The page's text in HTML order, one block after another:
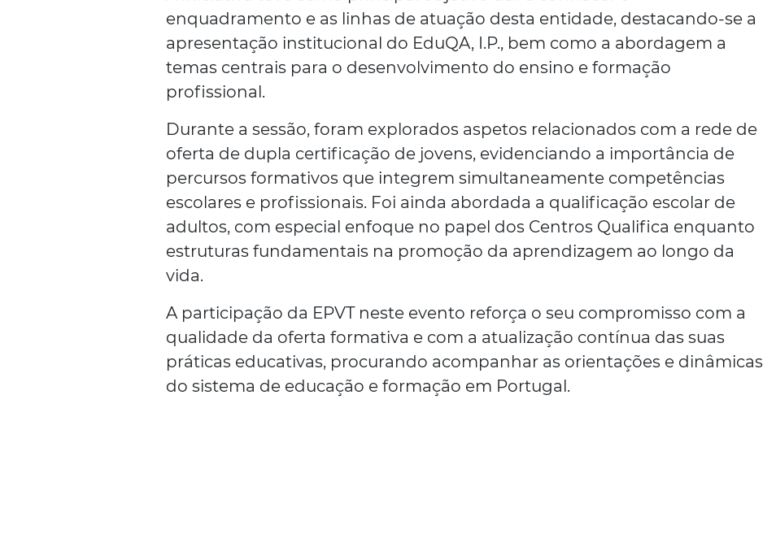
enquadramento e as linhas de atuação desta entidade, destacando-se a
apresentação institucional do EduQA, I.P., bem como a abordagem a
temas centrais para o desenvolvimento do ensino e formação
profissional.
Durante a sessão, foram explorados aspetos relacionados com a rede de
oferta de dupla certificação de jovens, evidenciando a importância de
percursos formativos que integrem simultaneamente competências
escolares e profissionais. Foi ainda abordada a qualificação escolar de
adultos, com especial enfoque no papel dos Centros Qualifica enquanto
estruturas fundamentais na promoção da aprendizagem ao longo da
vida.
A participação da EPVT neste evento reforça o seu compromisso com a
qualidade da oferta formativa e com a atualização contínua das suas
práticas educativas, procurando acompanhar as orientações e dinâmicas
do sistema de educação e formação em Portugal.